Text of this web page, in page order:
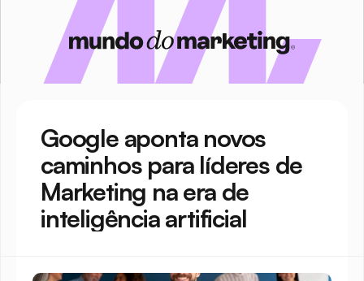
Google aponta novos
caminhos para líderes de
Marketing na era de
inteligência artificial